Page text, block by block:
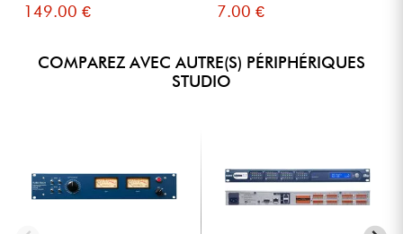
149.00 € 7.00 €
COMPAREZ AVEC AUTRE(S) PÉRIPHÉRIQUES
STUDIO